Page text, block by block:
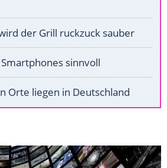
der Grill ruckzuck sauber
sinnvoll
Orte liegen in Deutschland